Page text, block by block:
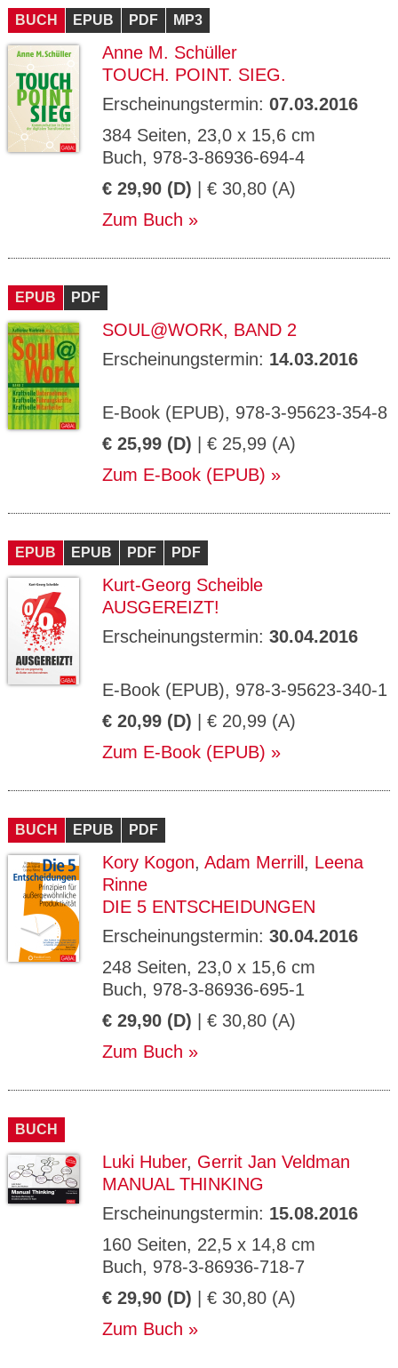
BUCH EPUB PDF MP3
Anne M. Schüller
TOUCH. POINT. SIEG.
Erscheinungstermin: 07.03.2016
384 Seiten, 23,0 x 15,6 cm
Buch, 978-3-86936-694-4
€ 29,90 (D) | € 30,80 (A)
Zum Buch
EPUB PDF
SOUL@WORK, BAND 2
Erscheinungstermin: 14.03.2016
E-Book (EPUB), 978-3-95623-354-8
€ 25,99 (D) | € 25,99 (A)
Zum E-Book (EPUB)
EPUB EPUB PDF PDF
Kurt-Georg Scheible
AUSGEREIZT!
Erscheinungstermin: 30.04.2016
E-Book (EPUB), 978-3-95623-340-1
€ 20,99 (D) | € 20,99 (A)
Zum E-Book (EPUB)
BUCH EPUB PDF
Kory Kogon, Adam Merrill , Leena
Rinne
DIE 5 ENTSCHEIDUNGEN
Erscheinungstermin: 30.04.2016
248 Seiten, 23,0 x 15,6 cm
Buch, 978-3-86936-695-1
€ 29,90 (D) | € 30,80 (A)
Zum Buch
BUCH
Luki Huber, Gerrit Jan Veldman
MANUAL THINKING
Erscheinungstermin: 15.08.2016
160 Seiten, 22,5 x 14,8 cm
Buch, 978-3-86936-718-7
€ 29,90 (D) | € 30,80 (A)
Zum Buch